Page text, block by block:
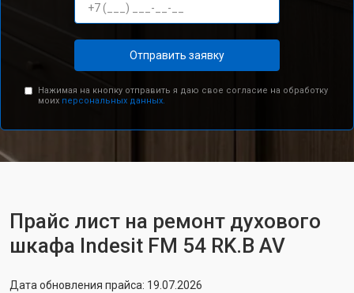
Отправить заявку
Нажимая на кнопку отправить я даю свое согласие на обработку
моих персональных данных.
Прайс лист на ремонт духового
шкафа Indesit FM 54 RK.B AV
Дата обновления прайса: 19.07.2026